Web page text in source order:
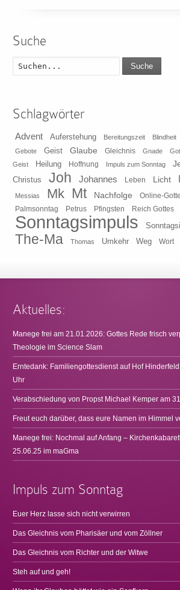
Suche
Suche
Schlagwörter
Advent Auferstehung Bereitungszeit Blindheit
Gebote
Geist Glaube Gleichnis Gnade
Geist
Heilung Hoffnung Impuls zum Sonntag
Christus
Joh Johannes Leben Licht
Messias Mk Mt Nachfolge Online-
Palmsonntag Petrus Pfingsten Reich Gottes
Sonntagsimpuls
The-Ma Thomas Umkehr Weg Wort
Aktuelles:
Manege frei am 21.01.2026: Gottes Rede frisch
Theologie im Science Slam
Erntedank: Familiengottesdienst auf Hof
Uhr
Verabschiedung von Propst Michael Kemper am
Freut euch darüber, dass eure Namen im Himmel
Manege frei: Nochmal auf Anfang –
25.06.25 im maGma
Impuls zum Sonntag
Euer Herz lasse sich nicht verwirren
Das Gleichnis vom Pharisäer und vom Zöllner
Das Gleichnis vom Richter und der Witwe
Steh auf und geh!